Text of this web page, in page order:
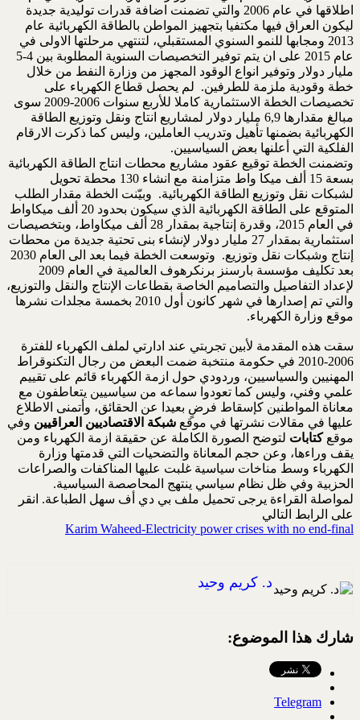
اطلاقها في عام 2006 والتي تضمنت اضافة قدرات توليدية جديدة
ليكون العراق فيها مكتفيا بتجهيز المواطن بالطاقة الكهربائية عام
2013 ومجابها للنمو السنوي المستقبلي، لتنتهي مرحلتها الاولى في
عام 2015 على ان يتم توفير التخصيصات السنوية المطلوبة بين 4-5
مليار دولار وتوفير انواع الوقود المجهز من وزارة النفط من خلال
خطة وقودية ملزمة للطرفين. لم يحصل قطاع الكهرباء على
تخصيصات الخطة الاستثمارية كاملا للأربع سنوات 2006-2009 سوى
مبالغ مقدارها 6,9 مليار دولار لمشاريع انتاج ونقل وتوزيع الطاقة
الكهربائية بضمنها تأهيل وتدريب العاملين، وليس كما ذكرت الارقام
الفلكية التي أعلنها بعض السياسيين.
وتضمنت الخطة توقيع عقود مشاريع محطات انتاج الطاقة الكهربائية
بسعة 15 ألف ميكا واط متزامنة مع انشاء 130 محطة تحويل
لشبكات نقل وتوزيع الطاقة الكهربائية. وبيّنت الخطة مقدار الطلب
المتوقع على الطاقة الكهربائية الذي سيكون بحدود 20 ألف ميكاواط
في العام 2015، وقدرة إنتاجية بمقدار 28 ألف ميكاواط، وبتخصيصات
استثمارية بمقدار 27 مليار دولار لإنشاء بنى تحتية جديدة من محطات
إنتاج وشبكات نقل وتوزيع. وتوسعت الخطة فيما بعد الى العام 2030
بعد تكليف مؤسسة بارسنز برنكرهوف العالمية في العام 2009
لإعداد التفاصيل والتصاميم الخاصة بقطاعات الإنتاج والنقل والتوزيع،
والتي تم إصدارها في شهر كانون أول 2010 بخمسة مجلدات نشرها
موقع وزارة الكهرباء.
سقت هذه المقدمة لأبين تجربتي عند ادارتي لملف الكهرباء للفترة
2006-2010 في حكومة منتخبة ضمت البعض من رجال التكنوقراط
المهنيين والسياسيين، وردودي حول ازمة الكهرباء قائم على تقييم
علمي وفني، وليس كما تعودوا سماعه من سياسيين يتعاطفون مع
معاناة المواطنين كإسقاط فرضٍ بعيدا عن الحقائق، وأتمنى الاطلاع
عليها في مقالات نشرتها في موقع شبكة الاقتصاديين العراقيين وفي
موقعكتابات لتوضح الصورة الكاملة عن حقيقة ازمة الكهرباء ومن
يقف وراءها، وعن حجم المعاناة والتضحيات التي قدمتها وزارة
الكهرباء وسط مناخات سياسية غلبت عليها المناكفات والصراعات
الحزبية وفي ظل نظام سياسي ينتهج المحاصصة السياسية.
لمواصلة القراءة يرجى تحميل ملف بي دي أف سهل الطباعة. انقر
على الرابط التالي
Karim Waheed-Electricity power crises with no end-final
د. كريم وحيد
شارك هذا الموضوع:
Telegram